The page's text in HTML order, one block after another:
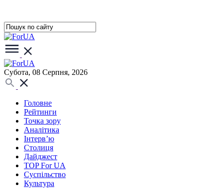
Субота, 08 Серпня, 2026
Головне
Рейтинги
Точка зору
Аналітика
Інтерв’ю
Столиця
Дайджест
TOP For UA
Суспiльство
Культура